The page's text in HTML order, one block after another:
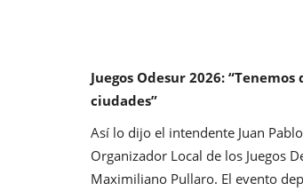
Juegos Odesur 2026:
ciudades”
Así lo dijo el intendente Juan
Organizador Local de los Juegos
Maximiliano Pullaro. El evento